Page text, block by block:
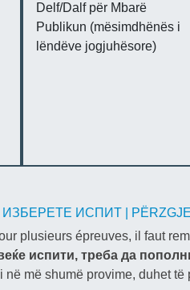
Delf/Dalf për Mbarë
Publikun (mësimdhënës i
lëndëve jogjuhësore)
| ИЗБЕРЕТЕ ИСПИТ |
plusieurs épreuves, il faut
испити, треба да
më shumë provime, duhet